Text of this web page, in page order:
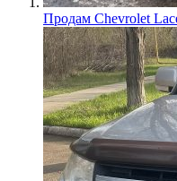
Продам Chevrolet